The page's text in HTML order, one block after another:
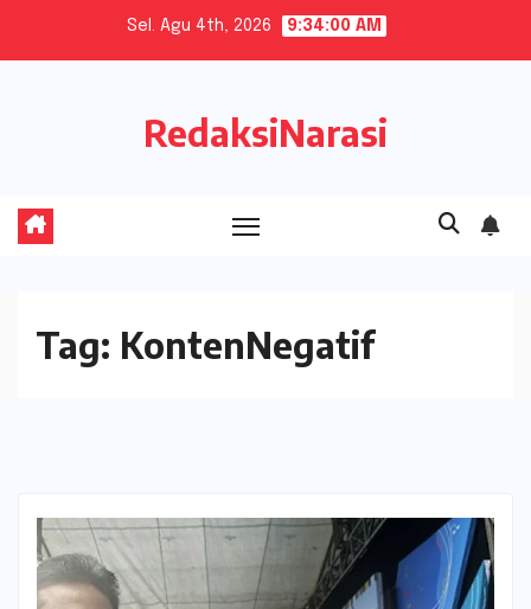
Sel. Agu 4th, 2026 9:34:00 AM
RedaksiNarasi
Tag: KontenNegatif